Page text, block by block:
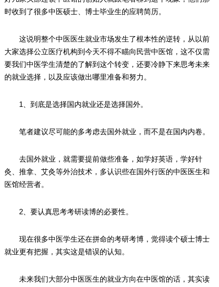
时收到了很多中医硕士、博士毕业生的应聘简历。
这说明整个中医医生就业市场发生了根本性的逆转，从以前
大家选择公立医疗机构到今天不得不瞄向民营中医馆，这不仅需
要我们中医学生清楚的了解到这个转变，还要冷静下来思考未来
的就业选择，以及应该做出哪里准备和努力。
1、到底是选择国内就业还是选择国外。
笔者建议尽可能的多考虑去国外就业，而不是在国内内卷。
去国外就业，就需要提前做些准备，如学好英语，学好针
灸、推拿、艾灸等外治技术，多认识些在国外行医的中医医生和
医馆经营者。
2、要认真思考考研读博的必要性。
现在很多中医学生还在拼命的考研考博，觉得读个硕士博士
就业更有把握，其实这是错误的认知。
未来我们大部分中医医生的就业方向在中医馆的话，其实读